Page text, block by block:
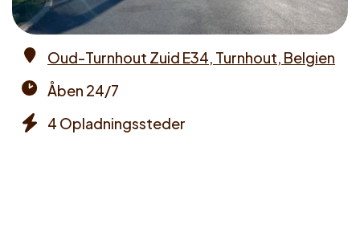
Oud-Turnhout Zuid E34, Turnhout, Belgien
times
Åben 24/7
4 Opladningssteder